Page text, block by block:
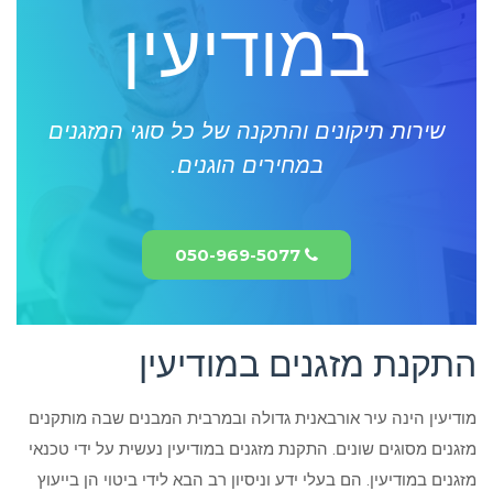
במודיעין
שירות תיקונים והתקנה של כל סוגי המזגנים
במחירים הוגנים.
050-969-5077
התקנת מזגנים במודיעין
מודיעין הינה עיר אורבאנית גדולה ובמרבית המבנים שבה מותקנים
מזגנים מסוגים שונים. התקנת מזגנים במודיעין נעשית על ידי טכנאי
מזגנים במודיעין. הם בעלי ידע וניסיון רב הבא לידי ביטוי הן בייעוץ